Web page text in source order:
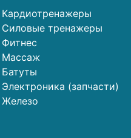
Кардиотренажеры
Силовые тренажеры
Фитнес
Массаж
Батуты
Электроника (запчасти)
Железо